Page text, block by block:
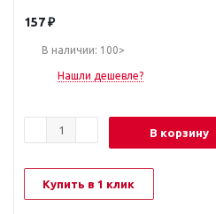
157₽
В наличии: 100>
Нашли дешевле?
В корзину
Купить в 1 клик